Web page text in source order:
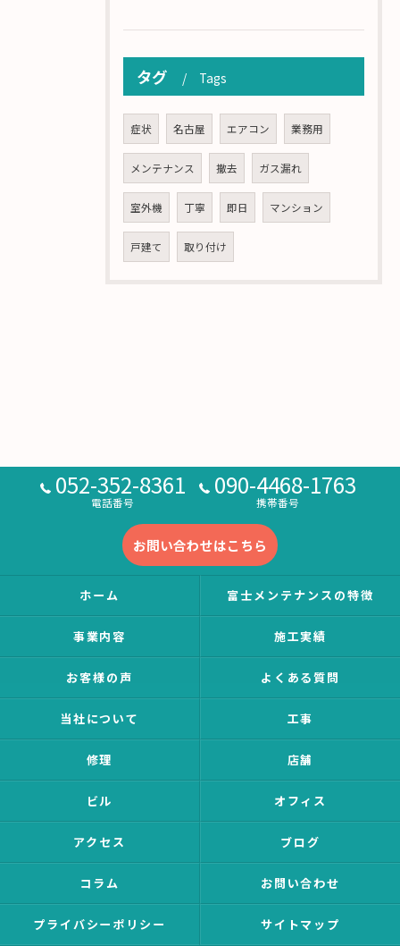
タグ Tags
症状 名古屋 エアコン 業務用
メンテナンス 撤去 ガス漏れ
室外機 丁寧 即日 マンション
戸建て 取り付け
052-352-8361
電話番号
090-4468-1763
携帯番号
お問い合わせはこちら
ホーム 富士メンテナンスの特徴
事業内容 施工実績
お客様の声 よくある質問
当社について 工事
修理 店舗
ビル オフィス
アクセス ブログ
コラム お問い合わせ
プライバシーポリシー サイトマップ